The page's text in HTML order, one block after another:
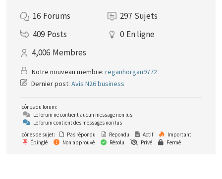
16 Forums 297 Sujets
409 Posts 0 En ligne
4,006 Membres
Notre nouveau membre: reganhorgan9772
Dernier post: Avis N26 business
Icônes du forum:
Le forum ne contient aucun message non lus
Le forum contient des messages non lus
Icônes de sujet:
Pas répondu Repondu Actif
Important
Épinglé
Non approuvé Résolu Privé Fermé